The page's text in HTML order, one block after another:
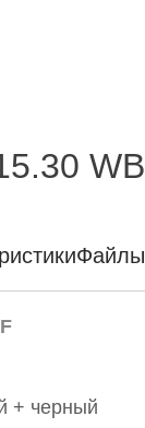
WB
Файлы
+ черный